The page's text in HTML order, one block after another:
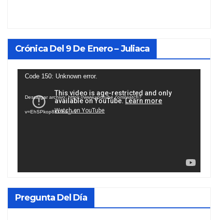
Crónica Del 9 De Enero – Juliaca
Reproductor
vídeo
Code 150: Unknown error.
Descargar archivo: https://www.youtube.com/watch?
v=EhSPkop8KPY&_=1
Pregunta Del Día